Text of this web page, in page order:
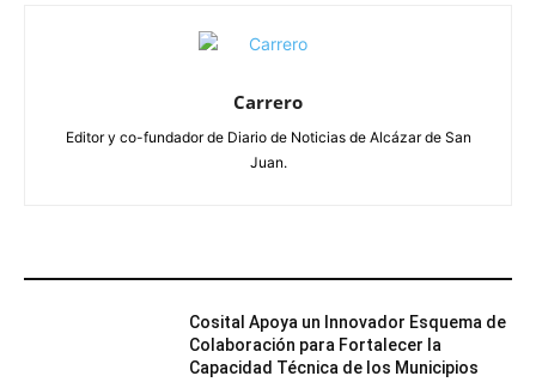
Carrero
Editor y co-fundador de Diario de Noticias de Alcázar de San
Juan.
Cosital Apoya un Innovador Esquema de
Colaboración para Fortalecer la
Capacidad Técnica de los Municipios